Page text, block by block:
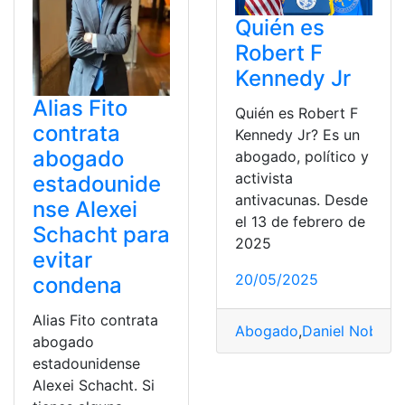
Alias Fito
contrata
abogado
estadounide
nse Alexei
Schacht para
evitar
condena
Alias Fito contrata
abogado
estadounidense
Alexei Schacht. Si
Quién es
Robert F
Kennedy Jr
Quién es Robert F
Kennedy Jr? Es un
abogado, político y
activista
antivacunas. Desde
el 13 de febrero de
2025
20/05/2025
Abogado,Daniel Noboa